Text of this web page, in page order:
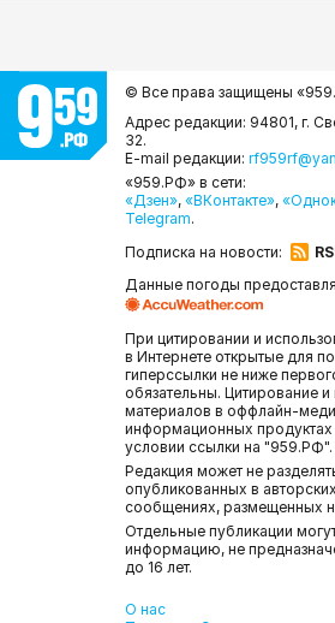
© Все права защищены
Адрес редакции: 94801, г.
32.
E-mail редакции:
«959.РФ» в сети:
«Дзен», «ВКонтакте»,
Telegram.
Подписка на новости:
Данные погоды
При цитировании и
в Интернете открытые для
гиперссылки не ниже
обязательны. Цитирование
материалов в оффлайн-
информационных продуктах
условии ссылки на "959.РФ".
Редакция может не
опубликованных в
сообщениях, размещенных
Отдельные публикации
информацию, не
до 16 лет.
О нас